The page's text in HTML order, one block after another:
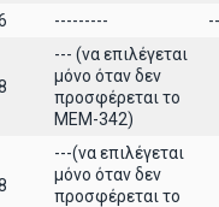
---------
--- (να επιλέγεται
μόνο όταν δεν
προσφέρεται το
ΜΕΜ-342)
---(να επιλέγεται
μόνο όταν δεν
προσφέρεται το